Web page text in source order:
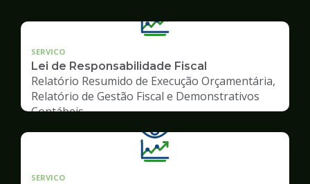
SERVICO
Lei de Responsabilidade Fiscal
Relatório Resumido de Execução Orçamentária,
Relatório de Gestão Fiscal e Demonstrativos
Contábeis
SERVICO